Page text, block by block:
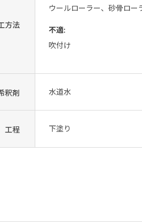
方法
ウールローラー、砂骨ロー
不適:
吹付け
釈剤 水道水
工程 下塗り